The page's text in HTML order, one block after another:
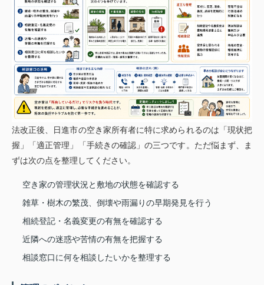
法改正後、日進市の空き家所有者に特に求められるのは「現状把
握」「適正管理」「手続きの確認」の三つです。ただ悩まず、ま
ずは次の点を整理してください。
空き家の管理状況と敷地の状態を確認する
雑草・樹木の繁茂、倒壊や雨漏りの早期発見を行う
相続登記・名義変更の有無を確認する
近隣への迷惑や苦情の有無を把握する
相談窓口に何を相談したいかを整理する